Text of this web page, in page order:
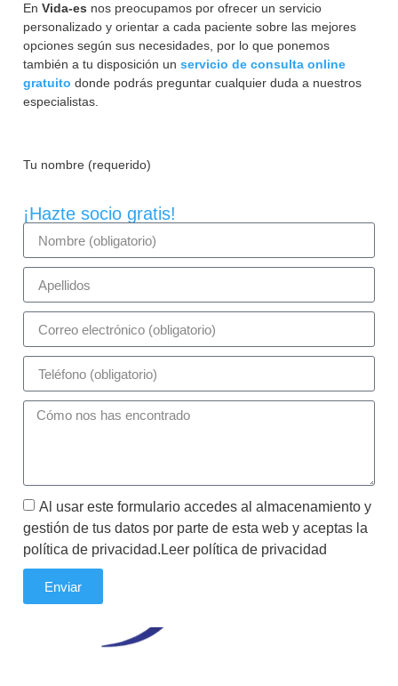
¡Hazte socio gratis!
Al usar este formulario accedes al almacenamiento y
gestión de tus datos por parte de esta web y aceptas la
política de privacidad.Leer política de privacidad
Enviar
En Vida-es nos preocupamos por ofrecer un servicio
personalizado y orientar a cada paciente sobre las mejores
opciones según sus necesidades, por lo que ponemos
también a tu disposición un servicio de consulta online
gratuito donde podrás preguntar cualquier duda a nuestros
especialistas.
Tu nombre (requerido)